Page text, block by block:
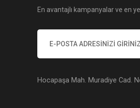
En avantajlı kampanyalar ve en
Hocapaşa Mah. Muradiye Cad.